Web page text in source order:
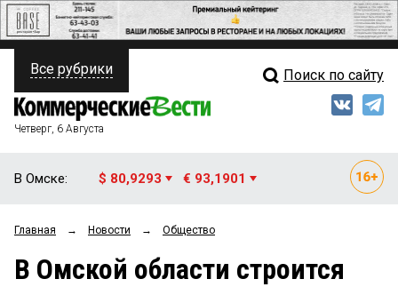
ПОЛИТИКА
ФИНАНСЫ
ОБЩЕСТВО
ЗАКОН
Свежий выпуск
Рейтинги
Все рубрики Поиск по сайту
Четверг, 6 Августа
В Омске: $ 80,9293 € 93,1901
Главная → Новости → Общество
В Омской области строится